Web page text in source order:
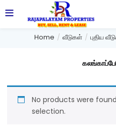
Home வீடுகள் புதிய
No products were
selection.